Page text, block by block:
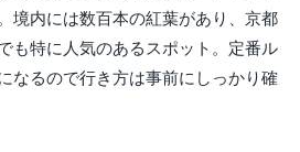
境内には数百本の紅葉があり、京都
も特に人気のあるスポット。定番ル
なるので行き方は事前にしっかり確